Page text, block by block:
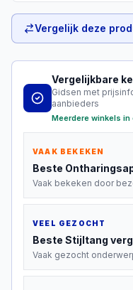
Vergelijk deze
Vergelijkbare
Gidsen met
aanbieders
Meerdere winkels
VAAK BEKEKEN
Beste
Vaak bekeken door
VEEL GEZOCHT
Beste Stijltang
Vaak gezocht